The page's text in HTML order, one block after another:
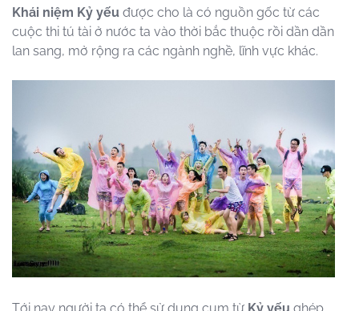
Khái niệm Kỷ yếu được cho là có nguồn gốc từ các
cuộc thi tú tài ở nước ta vào thời bắc thuộc rồi dần dần
lan sang, mở rộng ra các ngành nghề, lĩnh vực khác.
Tới nay người ta có thể sử dụng cụm từ Kỷ yếu ghép